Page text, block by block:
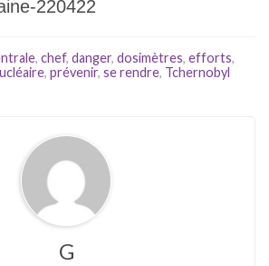
220422
, chef, danger, dosimètres, efforts,
, prévenir, se rendre, Tchernobyl
G